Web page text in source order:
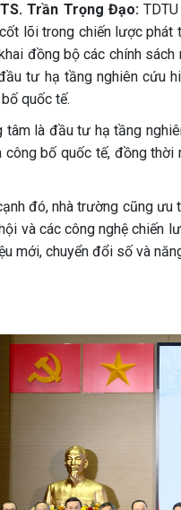
Trần Trọng Đạo:
lõi trong chiến lược phát
đồng bộ các chính
tư hạ tầng nghiên cứu
quốc tế.
tâm là đầu tư hạ tầng
công bố quốc tế, đồng
đó, nhà trường cũng
và các công nghệ chiến
mới, chuyển đổi số và